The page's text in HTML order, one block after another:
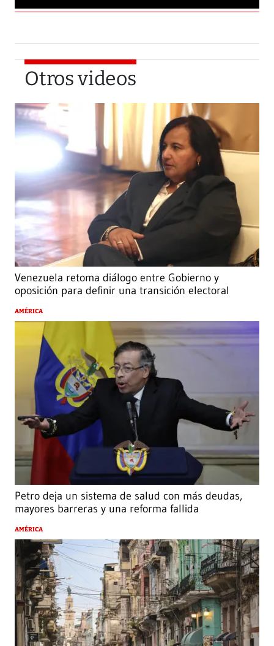
Otros videos
Venezuela retoma diálogo entre Gobierno y
oposición para definir una transición electoral
AMÉRICA
Petro deja un sistema de salud con más deudas,
mayores barreras y una reforma fallida
AMÉRICA